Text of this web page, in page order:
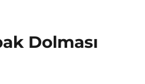
Dolması